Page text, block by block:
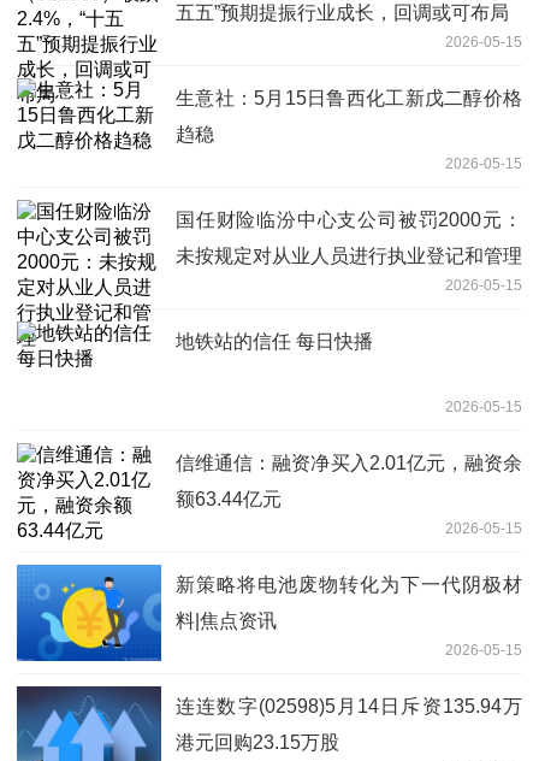
五五”预期提振行业成长，回调或可布局
2026-05-15
生意社：5月15日鲁西化工新戊二醇价格
趋稳
2026-05-15
国任财险临汾中心支公司被罚2000元：
未按规定对从业人员进行执业登记和管理
2026-05-15
地铁站的信任 每日快播
2026-05-15
信维通信：融资净买入2.01亿元，融资余
额63.44亿元
2026-05-15
新策略将电池废物转化为下一代阴极材
料|焦点资讯
2026-05-15
连连数字(02598)5月14日斥资135.94万
港元回购23.15万股